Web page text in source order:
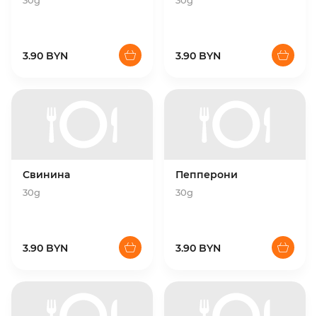
3.90 BYN 3.90 BYN
Свинина
30g
3.90 BYN
Пепперони
30g
3.90 BYN